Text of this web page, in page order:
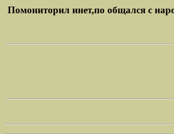
Помониторил инет,по общался с